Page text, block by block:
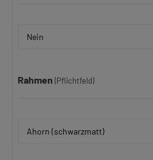
Rahmen (Pflichtfeld)